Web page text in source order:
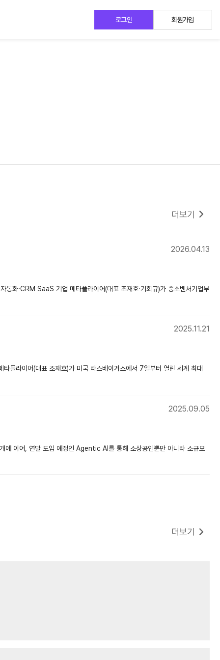
로그인 회원가입
더보기
2026.04.13
화·CRM SaaS 기업 메타플라이어(대표 조재호·기회규)가 중소벤처기업부
2025.11.21
플라이어(대표 조재호)가 미국 라스베이거스에서 7일부터 열린 세계 최대
2025.09.05
에 이어, 연말 도입 예정인 Agentic AI를 통해 소상공인뿐만 아니라 소규모
더보기